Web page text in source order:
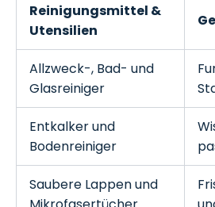
Reinigungsmittel &
Utensilien
Allzweck-, Bad- und
Glasreiniger
Entkalker und
Bodenreiniger
Saubere Lappen und